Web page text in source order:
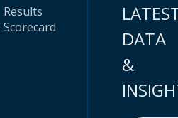
Results
Scorecard
DATA
&